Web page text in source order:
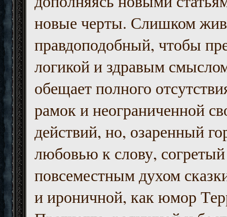
новые черты. Слишком
правдоподобный, чтобы
логикой и здравым
обещает полного
рамок и неограниченной
действий, но, озаренный
любовью к слову, согретый
повсеместным духом
и ироничной, как юмор